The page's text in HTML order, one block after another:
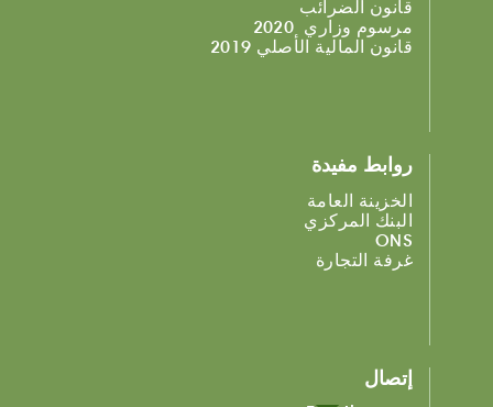
قانون الضرائب
مرسوم وزاري 2020
قانون المالية الأصلي 2019
روابط مفيدة
الخزينة العامة
البنك المركزي
ONS
غرفة التجارة
إتصال